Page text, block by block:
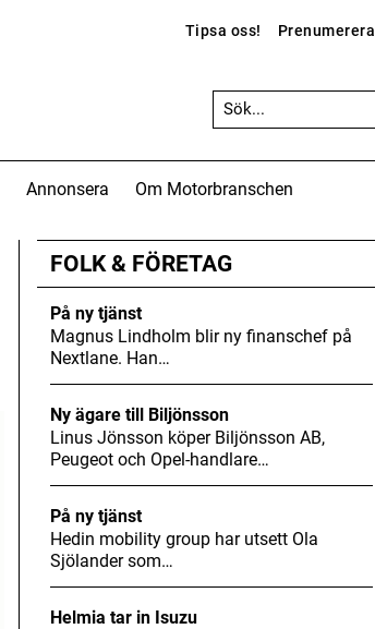
Tipsa oss! Prenumerera
Annonsera
Om Motorbranschen
FOLK & FÖRETAG
På ny tjänst
Magnus Lindholm blir ny finanschef på
Nextlane. Han…
Ny ägare till Biljönsson
Linus Jönsson köper Biljönsson AB,
Peugeot och Opel-handlare…
På ny tjänst
Hedin mobility group har utsett Ola
Sjölander som…
Helmia tar in Isuzu